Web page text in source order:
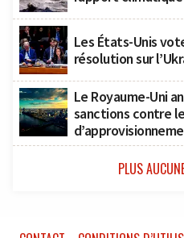
Les États-Unis
résolution sur
Le Royaume-Uni
sanctions contre
PLUS